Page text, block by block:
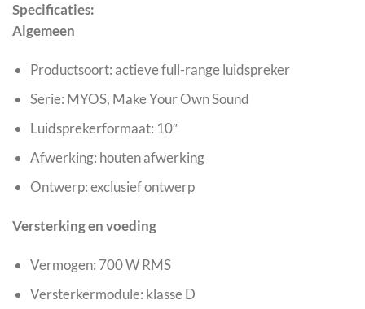
Specificaties:
Algemeen
Productsoort: actieve full-range luidspreker
Serie: MYOS, Make Your Own Sound
Luidsprekerformaat: 10″
Afwerking: houten afwerking
Ontwerp: exclusief ontwerp
Versterking en voeding
Vermogen: 700 W RMS
Versterkermodule: klasse D